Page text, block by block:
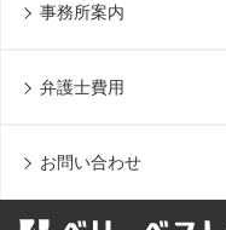
事務所案内
弁護士費用
お問い合わせ